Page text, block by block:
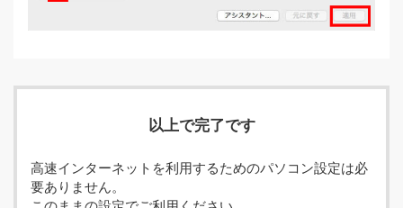
以上で完了です
高速インターネットを利用するためのパソコン設定は必
要ありません。